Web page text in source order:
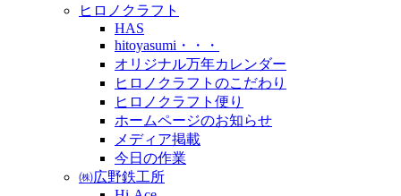
ヒロノクラフト
HAS
hitoyasumi・・・
オリジナル万年カレンダー
ヒロノクラフトのこだわり
ヒロノクラフト便り
ホームページのお知らせ
メディア掲載
今日の作業
㈱広野鉄工所